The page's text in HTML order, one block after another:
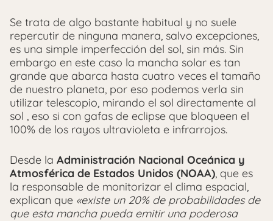
Se trata de algo bastante habitual y no suele
repercutir de ninguna manera, salvo excepciones,
es una simple imperfección del sol, sin más. Sin
embargo en este caso la mancha solar es tan
grande que abarca hasta cuatro veces el tamaño
de nuestro planeta, por eso podemos verla sin
utilizar telescopio, mirando el sol directamente al
sol , eso si con gafas de eclipse que bloqueen el
100% de los rayos ultravioleta e infrarrojos.
Desde la Administración Nacional Oceánica y
Atmosférica de Estados Unidos (NOAA), que es
la responsable de monitorizar el clima espacial,
explican que «existe un 20% de probabilidades de
que esta mancha pueda emitir una poderosa